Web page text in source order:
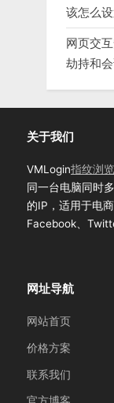
该怎么
网页交
劫持和
关于我们
VMLogin指纹浏
同一台电脑同时
的IP，适用于电
Facebook、
网址导航
网站首页
价格方案
联系我们